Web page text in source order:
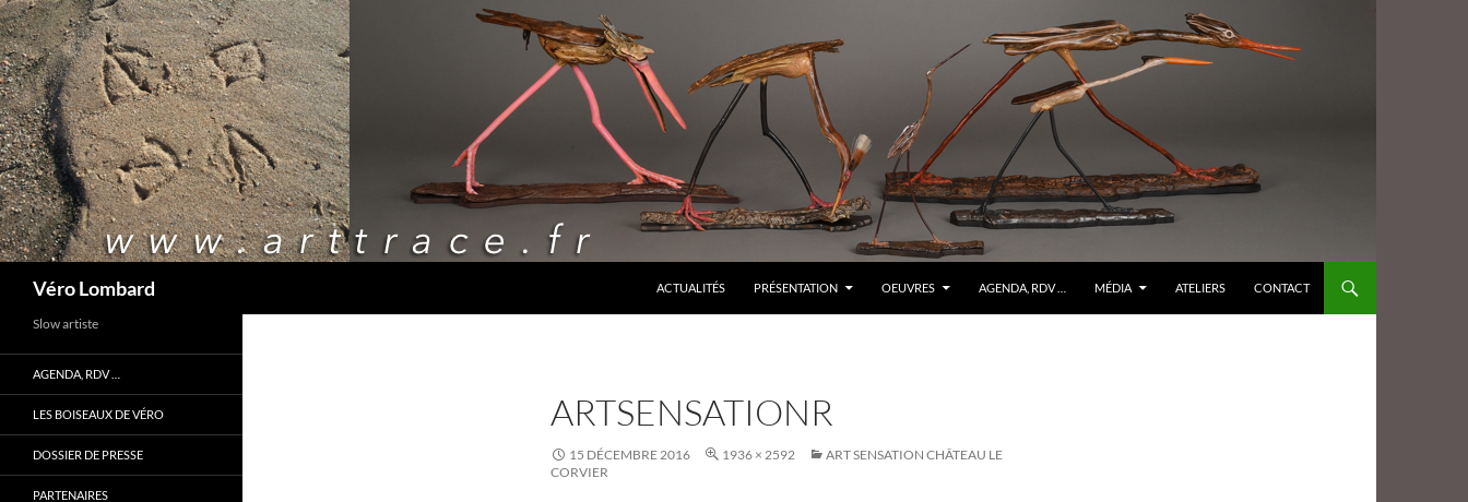
Véro Lombard
ACTUALITÉS
PRÉSENTATION OEUVRES AGENDA, RDV … MÉDIA ATELIERS CONTACT
ARTSENSATIONR
15 DÉCEMBRE 2016 1936 × 2592
ART SENSATION CHÂTEAU LE
CORVIER
Slow artiste
AGENDA, RDV …
LES BOISEAUX DE VÉRO
DOSSIER DE PRESSE
PARTENAIRES